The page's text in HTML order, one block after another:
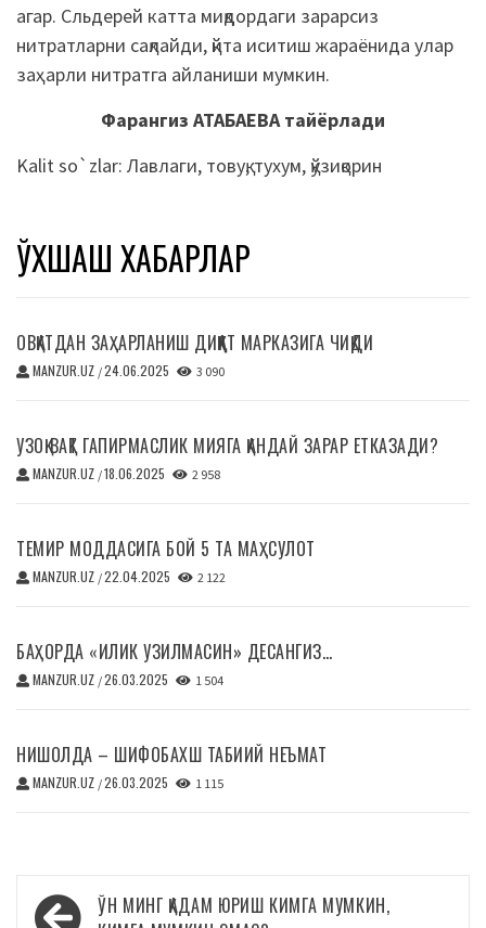
агар. Сльдерей катта миқдордаги зарарсиз
нитратларни сақлайди, қйта иситиш жараёнида улар
заҳарли нитратга айланиши мумкин.
Фарангиз АТАБАЕВА тайёрлади
Kalit so`zlar: Лавлаги, товуқ,тухум,қўзиқорин
ЎХШАШ ХАБАРЛАР
ОВҚАТДАН ЗАҲАРЛАНИШ ДИҚҚАТ МАРКАЗИГА ЧИҚДИ
MANZUR.UZ /24.06.2025 3 090
УЗОҚ ВАҚТ ГАПИРМАСЛИК МИЯГА ҚАНДАЙ ЗАРАР ЕТКАЗАДИ?
MANZUR.UZ /18.06.2025 2 958
ТЕМИР МОДДАСИГА БОЙ 5 ТА МАҲСУЛОТ
MANZUR.UZ /22.04.2025 2 122
БАҲОРДА «ИЛИК УЗИЛМАСИН» ДЕСАНГИЗ…
MANZUR.UZ /26.03.2025 1 504
НИШОЛДА – ШИФОБАХШ ТАБИИЙ НЕЪМАТ
MANZUR.UZ /26.03.2025 1 115
НавигацияЎН МИНГ ҚАДАМ ЮРИШ КИМГА МУМКИН,